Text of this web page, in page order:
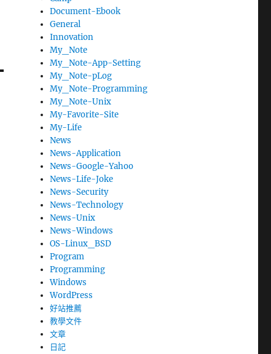
Document-Ebook
General
Innovation
My_Note
My_Note-App-Setting
My_Note-pLog
My_Note-Programming
My_Note-Unix
My-Favorite-Site
My-Life
News
News-Application
News-Google-Yahoo
News-Life-Joke
News-Security
News-Technology
News-Unix
News-Windows
OS-Linux_BSD
Program
Programming
Windows
WordPress
好站推薦
教學文件
文章
日記